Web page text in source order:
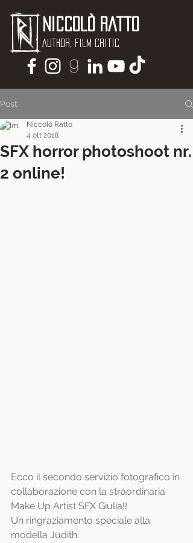
Niccolò Ratto
Author, Film critic
Post
SFX horror photoshoot nr.
2 online!
Niccolò Ratto
4 ott 2018
Ecco il secondo servizio fotografico in
collaborazione con la straordinaria
Make Up Artist SFX Giulia!!
Un ringraziamento speciale alla
modella Judith.